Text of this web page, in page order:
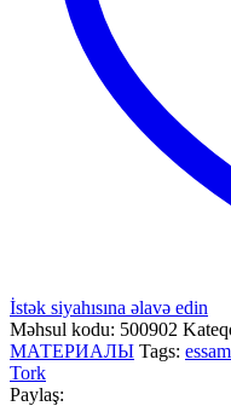
İstək siyahısına əlavə edin
Məhsul kodu: 500902
МАТЕРИАЛЫ Tags:
Tork
Paylaş: